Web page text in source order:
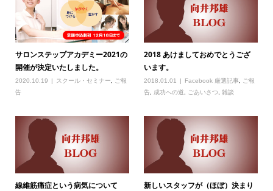
サロンステップアカデミー2021の
開催が決定いたしました。
2020.10.19 スクール・セミナー, ご報
告
2018 あけましておめでとうござ
います。
2018.01.01 Facebook 厳選記事, ご報
告, 成功への道, ごあいさつ,雑談
線維筋痛症という病気について
新しいスタッフが（ほぼ）決まり